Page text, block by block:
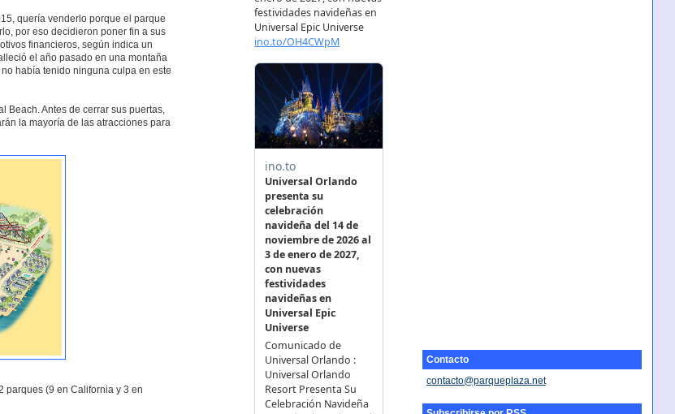
Contacto
contacto@parqueplaza.net
quería venderlo porque el parque
por eso decidieron poner fin a sus
financieros, según indica un
el año pasado en una montaña
había tenido ninguna culpa en este
Beach. Antes de cerrar sus puertas,
la mayoría de las atracciones para
parques (9 en California y 3 en